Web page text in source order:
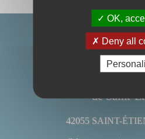
de Saint-
42055 SAINT-
OK,
Deny all